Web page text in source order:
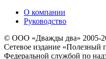
О компании
Руководство
© ООО «Дважды два» 2005-
Сетевое издание «Полезный
Федеральной службой по